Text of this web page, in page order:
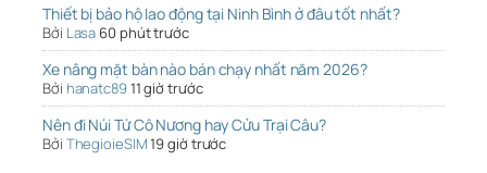
Thiết bị bảo hộ lao động tại Ninh Bình ở đâu tốt nhất?
Bởi Lasa 60 phút trước
Xe nâng mặt bàn nào bán chạy nhất năm 2026?
Bởi hanatc8911 giờ trước
Nên đi Núi Tứ Cô Nương hay Cửu Trại Câu?
Bởi ThegioieSIM19 giờ trước